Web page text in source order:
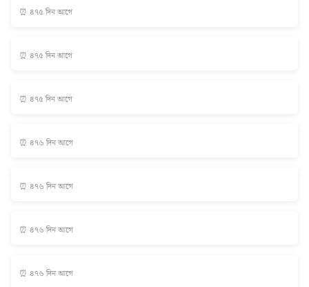
⏰ ৪৭৫ দিন আগে
⏰ ৪৭৫ দিন আগে
⏰ ৪৭৫ দিন আগে
⏰ ৪৭৬ দিন আগে
⏰ ৪৭৬ দিন আগে
⏰ ৪৭৬ দিন আগে
⏰ ৪৭৬ দিন আগে